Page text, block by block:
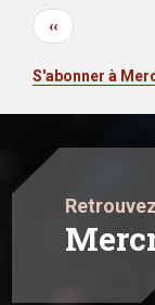
Pagination
Page
précédente
‹‹
S'abonner à